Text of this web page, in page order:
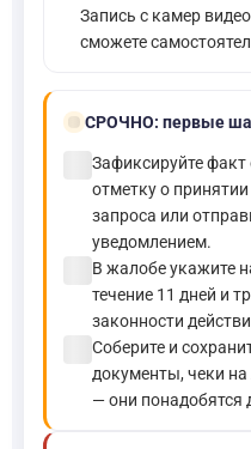
Запись с камер
сможете
boltСРОЧНО: первые
Зафиксируйте
отметку о
запроса или
уведомлением.
В жалобе укажите
течение 11 дней и
законности
Соберите и
документы, чеки
— они понадобятся